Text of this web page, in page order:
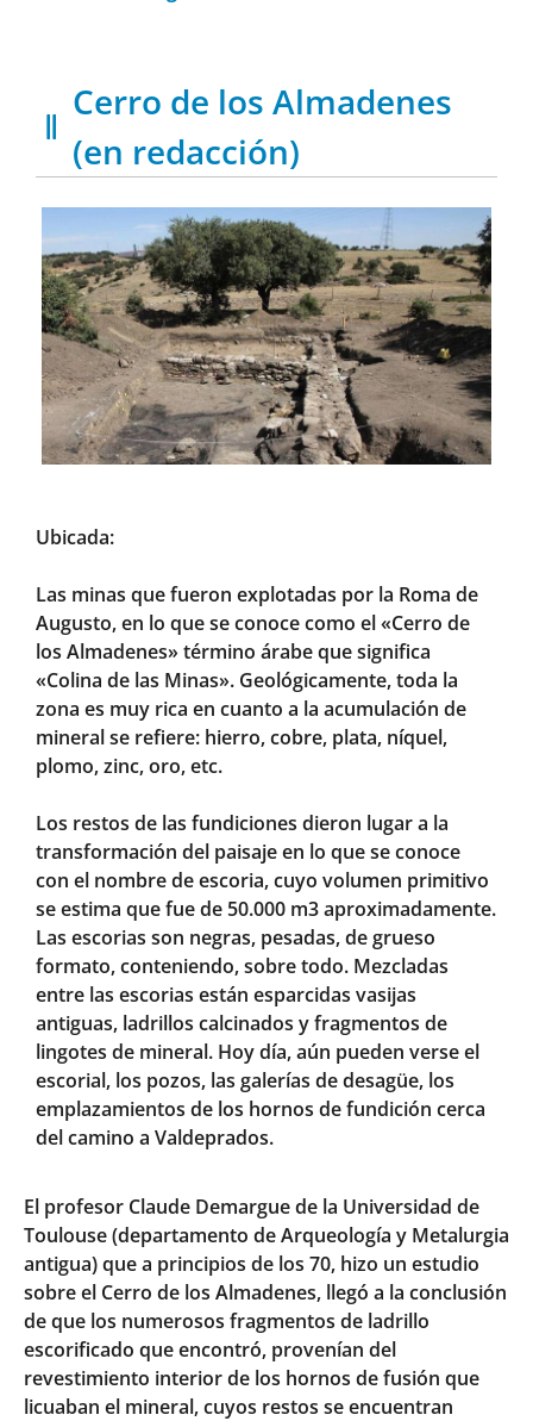
Cerro de los Almadenes
(en redacción)
Ubicada:
Las minas que fueron explotadas por la Roma de
Augusto, en lo que se conoce como el «Cerro de
los Almadenes» término árabe que significa
«Colina de las Minas». Geológicamente, toda la
zona es muy rica en cuanto a la acumulación de
mineral se refiere: hierro, cobre, plata, níquel,
plomo, zinc, oro, etc.
Los restos de las fundiciones dieron lugar a la
transformación del paisaje en lo que se conoce
con el nombre de escoria, cuyo volumen primitivo
se estima que fue de 50.000 m3 aproximadamente.
Las escorias son negras, pesadas, de grueso
formato, conteniendo, sobre todo. Mezcladas
entre las escorias están esparcidas vasijas
antiguas, ladrillos calcinados y fragmentos de
lingotes de mineral. Hoy día, aún pueden verse el
escorial, los pozos, las galerías de desagüe, los
emplazamientos de los hornos de fundición cerca
del camino a Valdeprados.
El profesor Claude Demargue de la Universidad de
Toulouse (departamento de Arqueología y Metalurgia
antigua) que a principios de los 70, hizo un estudio
sobre el Cerro de los Almadenes, llegó a la conclusión
de que los numerosos fragmentos de ladrillo
escorificado que encontró, provenían del
revestimiento interior de los hornos de fusión que
licuaban el mineral, cuyos restos se encuentran